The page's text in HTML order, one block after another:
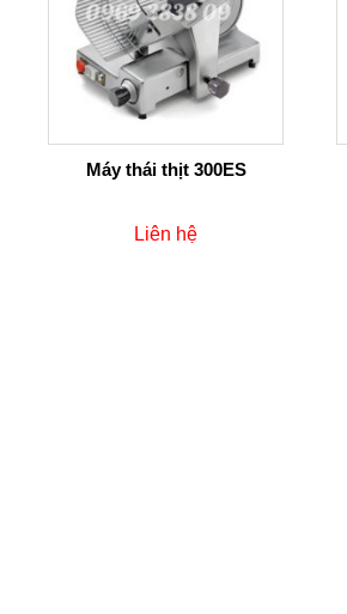
Máy thái thịt 300ES
Liên hệ